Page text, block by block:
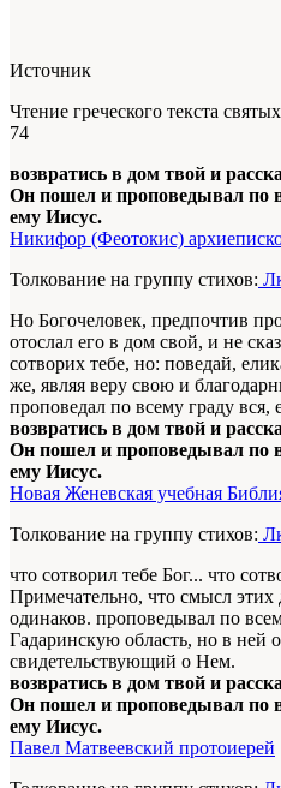
Источник
Чтение греческого текста
74
возвратись в дом твой и
Он пошел и проповедывал по
ему Иисус.
Никифор (Феотокис)
Толкование на группу стихов:
Но Богочеловек, предпочтив
отослал его в дом свой, и не
сотворих тебе, но: поведай,
же, являя веру свою и
проповедал по всему граду вся,
возвратись в дом твой и
Он пошел и проповедывал по
ему Иисус.
Новая Женевская учебная
Толкование на группу стихов:
что сотворил тебе Бог... что
Примечательно, что смысл
одинаков. проповедывал по
Гадаринскую область, но в ней
свидетельствующий о Нем.
возвратись в дом твой и
Он пошел и проповедывал по
ему Иисус.
Павел Матвеевский протоиерей